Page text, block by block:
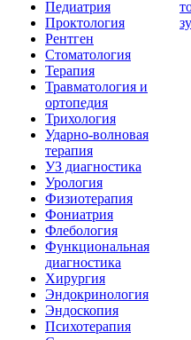
Педиатрия
Проктология
Рентген
Стоматология
Терапия
Травматология и
ортопедия
Трихология
Ударно-волновая
терапия
УЗ диагностика
Урология
Физиотерапия
Фониатрия
Флебология
Функциональная
диагностика
Хирургия
Эндокринология
Эндоскопия
Психотерапия